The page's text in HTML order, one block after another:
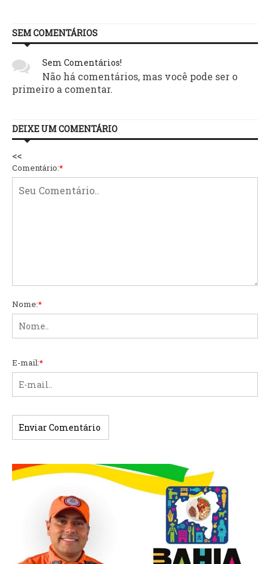
SEM COMENTÁRIOS
Sem Comentários!
Não há comentários, mas você pode ser o
primeiro a comentar.
DEIXE UM COMENTÁRIO
<<
Comentário:*
Nome:*
E-mail:*